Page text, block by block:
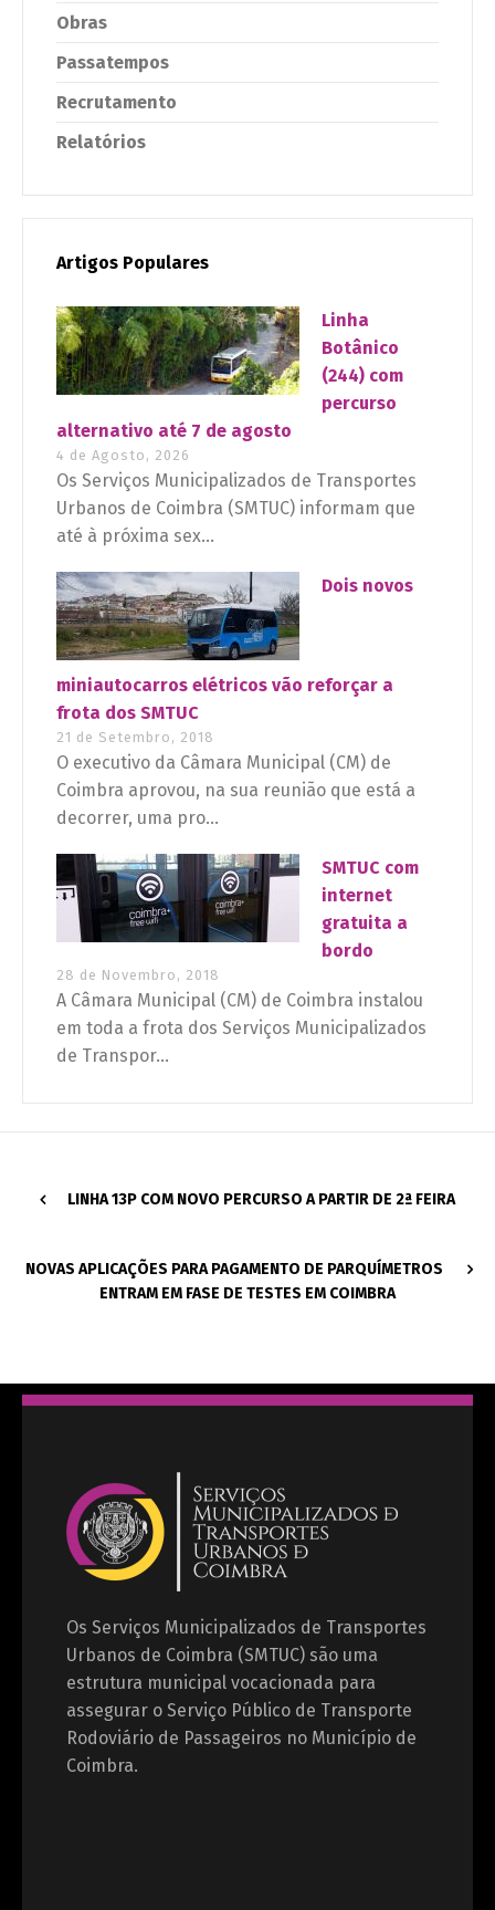
Obras
Passatempos
Recrutamento
Relatórios
Artigos Populares
Linha
Botânico
(244) com
percurso
alternativo até 7 de agosto
4 de Agosto, 2026
Os Serviços Municipalizados de Transportes
Urbanos de Coimbra (SMTUC) informam que
até à próxima sex...
Dois novos
miniautocarros elétricos vão reforçar a
frota dos SMTUC
21 de Setembro, 2018
O executivo da Câmara Municipal (CM) de
Coimbra aprovou, na sua reunião que está a
decorrer, uma pro...
SMTUC com
internet
gratuita a
bordo
28 de Novembro, 2018
A Câmara Municipal (CM) de Coimbra instalou
em toda a frota dos Serviços Municipalizados
de Transpor...
LINHA 13P COM NOVO PERCURSO A PARTIR DE 2ª FEIRA
NOVAS APLICAÇÕES PARA PAGAMENTO DE PARQUÍMETROS
ENTRAM EM FASE DE TESTES EM COIMBRA
Os Serviços Municipalizados de Transportes
Urbanos de Coimbra (SMTUC) são uma
estrutura municipal vocacionada para
assegurar o Serviço Público de Transporte
Rodoviário de Passageiros no Município de
Coimbra.